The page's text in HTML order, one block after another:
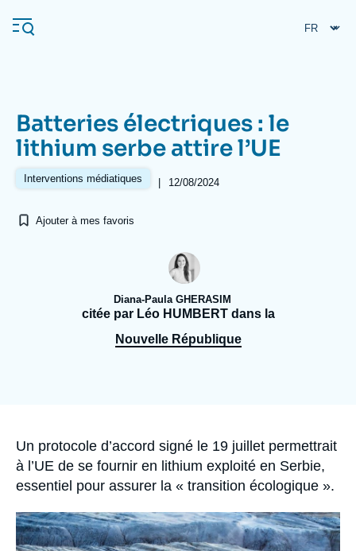
au
contenu
Navigation
principale
L'Ifri
Analyses
Recherches fréquentes
Proche-Orient
Batteries électriques : le
lithium serbe attire l’UE
Interventions médiatiques | 12/08/2024
Ajouter à mes favoris
Diana-Paula GHERASIM
citée par Léo HUMBERT dans la
Nouvelle République
Accroche
Un protocole d’accord signé le 19 juillet permettrait
à l’UE de se fournir en lithium exploité en Serbie,
essentiel pour assurer la « transition écologique ».
Image
principale
médiatique